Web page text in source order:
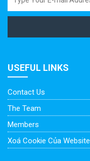
USEFUL LINKS
Contact Us
The Team
Members
Xoá Cookie Của Website